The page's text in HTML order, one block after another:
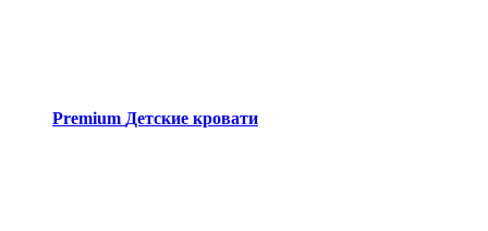
Premium Детские кровати